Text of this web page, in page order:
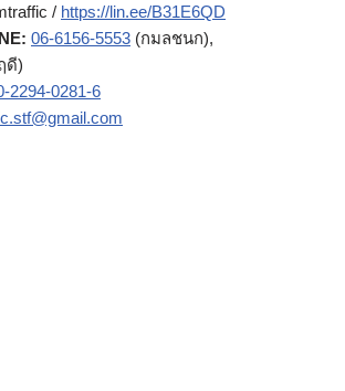
/ https://lin.ee/B31E6QD
06-6156-5553 (กมลชนก),
ดี)
2294-0281-6